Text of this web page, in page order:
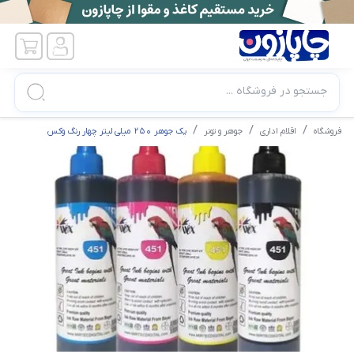
جستجو در فروشگاه ...
فروشگاه اقلام اداری جوهر و تونر پک جوهر 250 میلی لیتر چهار رنگ وکس